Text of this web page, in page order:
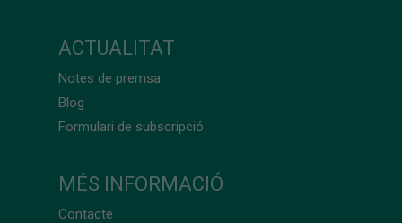
ACTUALITAT
Notes de premsa
Blog
Formulari de subscripció
MÉS INFORMACIÓ
Contacte